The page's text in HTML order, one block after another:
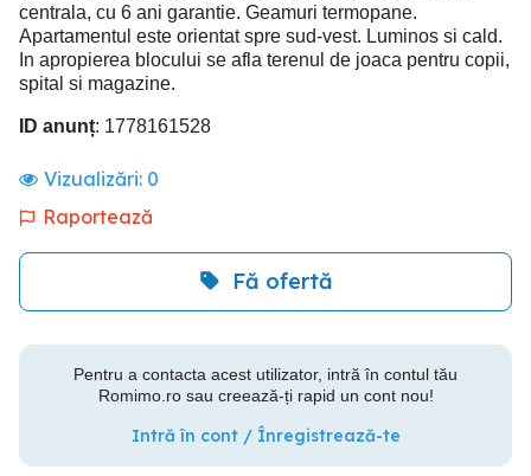
centrala, cu 6 ani garantie. Geamuri termopane.
Apartamentul este orientat spre sud-vest. Luminos si cald.
In apropierea blocului se afla terenul de joaca pentru copii,
spital si magazine.
ID anunț: 1778161528
Vizualizări: 0
Raportează
Fă ofertă
Pentru a contacta acest utilizator, intră în contul tău
Romimo.ro sau creează-ți rapid un cont nou!
Intră în cont / Înregistrează-te